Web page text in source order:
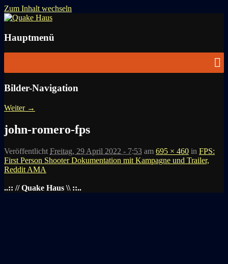
Zum Inhalt wechseln
Quake Haus
Hauptmenü
Bilder-Navigation
Weiter →
john-romero-fps
Veröffentlicht Freitag, 29 April 2022 - 7:53 am 695 × 460 in FPS:
First Person Shooter Dokumentation mit Kampagne und Trailer,
Reddit AMA
..:: // Quake Haus \\ ::..